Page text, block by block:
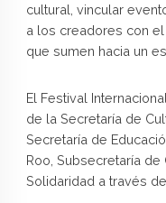
cultural, vincular
a los creadores con
que sumen hacia un
El Festival
de la Secretaría de
Secretaría de
Roo, Subsecretaría de
Solidaridad a través